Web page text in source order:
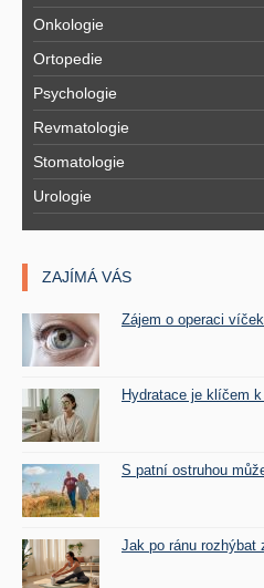
Onkologie
Ortopedie
Psychologie
Revmatologie
Stomatologie
Urologie
ZAJÍMÁ VÁS
Zájem o operaci
Hydratace je klíčem k
S patní ostruhou
Jak po ránu rozhýbat